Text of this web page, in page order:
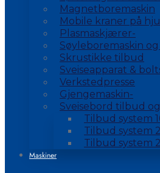
Magnetboremaskin
Mobile kraner på hjul
Plasmaskjærer-
Søyleboremaskin
Skrustikke tilbud
Sveiseapparat &
Verkstedpresse
Gjengemaskin-
Sveisebord tilbud
Tilbud system
Tilbud system
Tilbud system
Maskiner